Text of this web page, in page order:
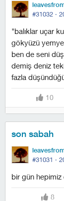
#31032 ·
"balıklar uçar
gökyüzü
ben de seni
demiş deniz
fazla
10
son sabah
#31031 ·
bir gün hepimiz
8